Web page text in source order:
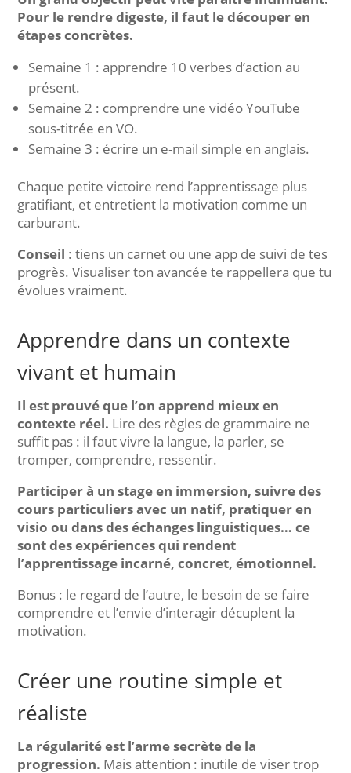
Pour le rendre digeste, il faut le découper en
étapes concrètes.
Semaine 1 : apprendre 10 verbes d’action au
présent.
Semaine 2 : comprendre une vidéo YouTube
sous-titrée en VO.
Semaine 3 : écrire un e-mail simple en anglais.
Chaque petite victoire rend l’apprentissage plus
gratifiant, et entretient la motivation comme un
carburant.
Conseil : tiens un carnet ou une app de suivi de tes
progrès. Visualiser ton avancée te rappellera que tu
évolues vraiment.
Apprendre dans un contexte
vivant et humain
Il est prouvé que l’on apprend mieux en
contexte réel. Lire des règles de grammaire ne
suffit pas : il faut vivre la langue, la parler, se
tromper, comprendre, ressentir.
Participer à un stage en immersion, suivre des
cours particuliers avec un natif, pratiquer en
visio ou dans des échanges linguistiques… ce
sont des expériences qui rendent
l’apprentissage incarné, concret, émotionnel.
Bonus : le regard de l’autre, le besoin de se faire
comprendre et l’envie d’interagir décuplent la
motivation.
Créer une routine simple et
réaliste
La régularité est l’arme secrète de la
progression. Mais attention : inutile de viser trop